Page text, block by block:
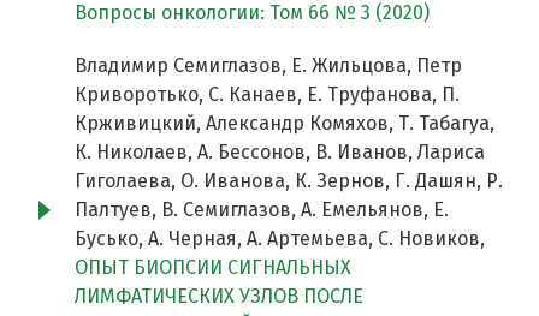
Вопросы онкологии: Том 66 № 3 (2020)
Владимир Семиглазов, Е. Жильцова, Петр
Криворотько, С. Канаев, Е. Труфанова, П.
Крживицкий, Александр Комяхов, Т. Табагуа,
К. Николаев, А. Бессонов, В. Иванов, Лариса
Гиголаева, О. Иванова, К. Зернов, Г. Дашян, Р.
Палтуев, В. Семиглазов, А. Емельянов, Е.
Бусько, А. Черная, А. Артемьева, С. Новиков,
ОПЫТ БИОПСИИ СИГНАЛЬНЫХ
ЛИМФАТИЧЕСКИХ УЗЛОВ ПОСЛЕ